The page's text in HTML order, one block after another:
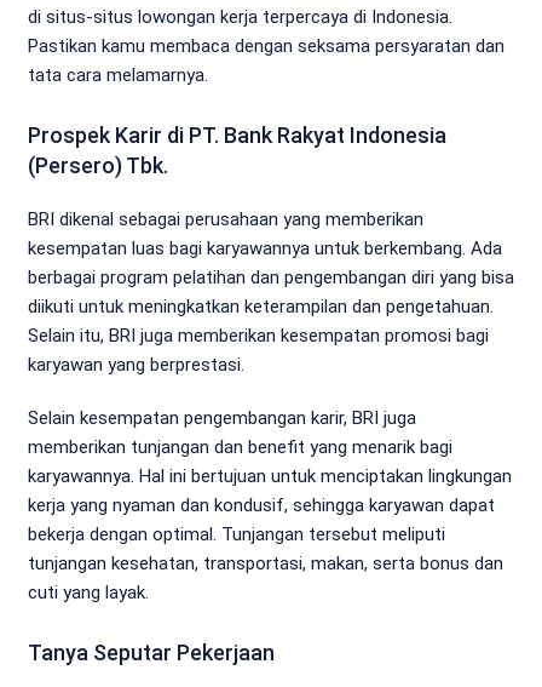
di situs-situs lowongan kerja terpercaya di Indonesia.
Pastikan kamu membaca dengan seksama persyaratan dan
tata cara melamarnya.
Prospek Karir di PT. Bank Rakyat Indonesia
(Persero) Tbk.
BRI dikenal sebagai perusahaan yang memberikan
kesempatan luas bagi karyawannya untuk berkembang. Ada
berbagai program pelatihan dan pengembangan diri yang bisa
diikuti untuk meningkatkan keterampilan dan pengetahuan.
Selain itu, BRI juga memberikan kesempatan promosi bagi
karyawan yang berprestasi.
Selain kesempatan pengembangan karir, BRI juga
memberikan tunjangan dan benefit yang menarik bagi
karyawannya. Hal ini bertujuan untuk menciptakan lingkungan
kerja yang nyaman dan kondusif, sehingga karyawan dapat
bekerja dengan optimal. Tunjangan tersebut meliputi
tunjangan kesehatan, transportasi, makan, serta bonus dan
cuti yang layak.
Tanya Seputar Pekerjaan